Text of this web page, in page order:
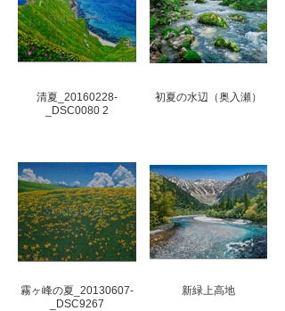
清夏_20160228-
_DSC0080 2
初夏の水辺（奥入瀬）
霧ヶ峰の夏_20130607-
_DSC9267
新緑上高地